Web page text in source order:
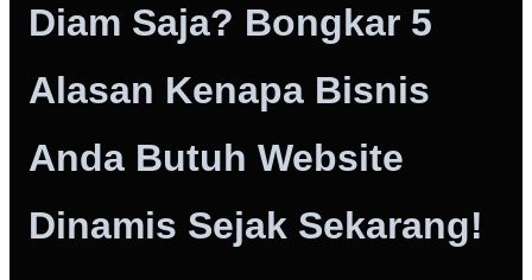
Diam Saja? Bongkar 5
Alasan Kenapa Bisnis
Anda Butuh Website
Dinamis Sejak Sekarang!